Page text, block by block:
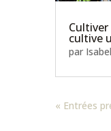
cultive
par
« Entrées